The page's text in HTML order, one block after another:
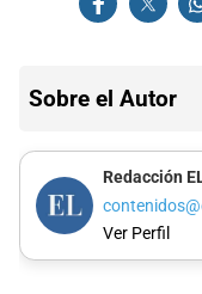
Sobre el Autor
Redacción
Ver Perfil